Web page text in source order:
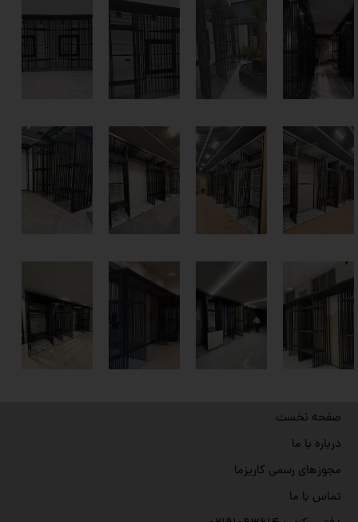
صفحه نخست
درباره با ما
مجوزهای رسمی کاریزما
تماس با ما